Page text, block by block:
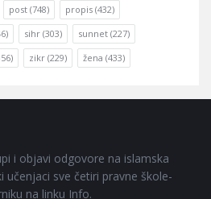
post (748) propis (432)
sihr (303) sunnet (227)
zikr (229) žena (433)
i objavi odgovore na islamska
učenjaci sve četiri pravne škole-
na linku Info.